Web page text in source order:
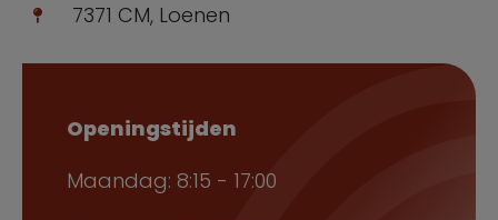
7371 CM, Loenen
Openingstijden
Maandag: 8:15 - 17:00